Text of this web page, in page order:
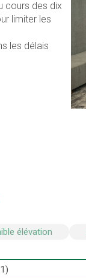
cours des dix
limiter les
les délais
élévation